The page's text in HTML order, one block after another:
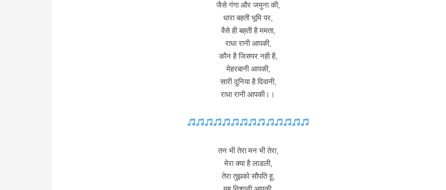
जैसे गंगा और जमुना की,
धारा बहती भूमि पर,
वैसे ही बहती है ममता,
राधा रानी आपकी,
कौन है जिसपर नही है,
मेहरबानी आपकी,
सारी दुनिया है दिवानी,
राधा रानी आपकी।।
तन भी तेरा मन भी तेरा,
मेरा क्या है लाडली,
तेरा तुझको सौपति हू,